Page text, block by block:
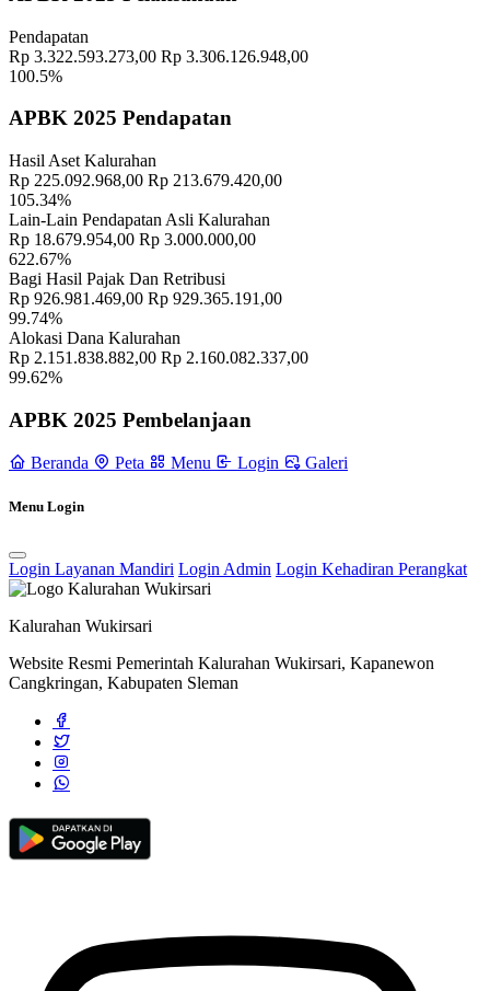
Memahami Peran dan Makna Rois dalam Pembinaan Rois di
Kalurahan Wukirsari 02 April 2024
Sampai Saat Ini 21 November 2022
Profil Lurah 17 November 2021
BPKal Tinjau Kegiatan Pemerintah Kalurahan Wukirsari.
2022
Menjelang Lebaran Kejadian Pencurian Kembali Terjadi Di
Wukirsari 07 April 2022
Dinsos Sleman Melaksanakan Rapat KIE Di Wukirsari
Desember 2022
Warga Jambu Bangkong Bergotong Royong Membangun Talud
Wukirsari 2024 21 Agustus 2024
Rapat Koordinasi Kader Lansia Bulan November
Pementasan Kesenian Ketoprak di Padukuhan Gondang: Nguri-Uri
Kebudayaan dan Peringatan Kemerdekaan RI ke-79
Pendapatan
Rp 3.322.593.273,00 Rp 3.306.126.948,00
100.5%
APBK 2025 Pendapatan
Hasil Aset Kalurahan
Rp 225.092.968,00 Rp 213.679.420,00
105.34%
Lain-Lain Pendapatan Asli Kalurahan
Rp 18.679.954,00 Rp 3.000.000,00
622.67%
Bagi Hasil Pajak Dan Retribusi
Rp 926.981.469,00 Rp 929.365.191,00
99.74%
Alokasi Dana Kalurahan
Rp 2.151.838.882,00 Rp 2.160.082.337,00
99.62%
APBK 2025 Pembelanjaan
Beranda Peta Menu Login Galeri
Menu Login
Login Layanan Mandiri Login Admin Login Kehadiran Perangkat
Kalurahan Wukirsari
Website Resmi Pemerintah Kalurahan Wukirsari, Kapanewon
Cangkringan, Kabupaten Sleman